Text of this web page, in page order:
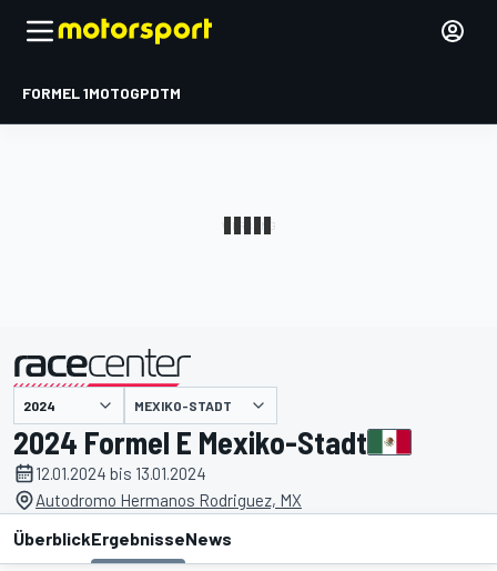
FORMEL 1MOTOGPDTM
MEXIKO-STADT
2024 Formel E Mexiko-Stadt
12.01.2024 bis 13.01.2024
Autodromo Hermanos Rodriguez, MX
ÜberblickErgebnisseNews